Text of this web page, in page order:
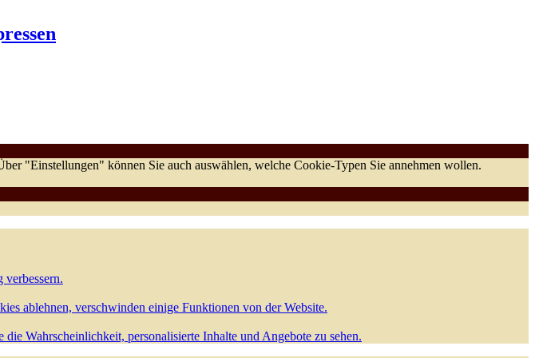
"Einstellungen" können Sie auch auswählen, welche Cookie-Typen Sie annehmen wollen.
ablehnen, verschwinden einige Funktionen von der Website.
Wahrscheinlichkeit, personalisierte Inhalte und Angebote zu sehen.